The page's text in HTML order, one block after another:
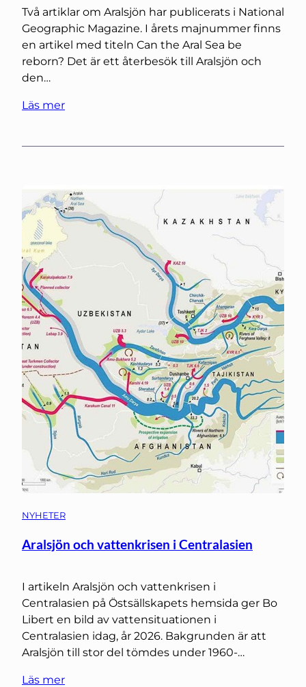
Två artiklar om Aralsjön har publicerats i National
Geographic Magazine. I årets majnummer finns
en artikel med titeln Can the Aral Sea be
reborn? Det är ett återbesök till Aralsjön och
den…
Läs mer
NYHETER
Aralsjön och vattenkrisen i Centralasien
I artikeln Aralsjön och vattenkrisen i
Centralasien på Östsällskapets hemsida ger Bo
Libert en bild av vattensituationen i
Centralasien idag, år 2026. Bakgrunden är att
Aralsjön till stor del tömdes under 1960-…
Läs mer